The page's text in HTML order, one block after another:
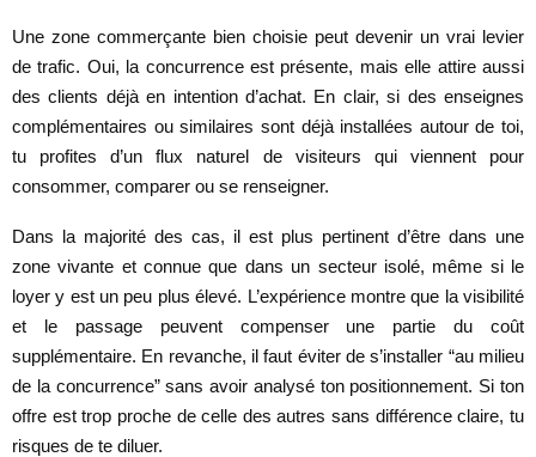
Une zone commerçante bien choisie peut devenir un vrai levier
de trafic. Oui, la concurrence est présente, mais elle attire aussi
des clients déjà en intention d’achat. En clair, si des enseignes
complémentaires ou similaires sont déjà installées autour de toi,
tu profites d’un flux naturel de visiteurs qui viennent pour
consommer, comparer ou se renseigner.
Dans la majorité des cas, il est plus pertinent d’être dans une
zone vivante et connue que dans un secteur isolé, même si le
loyer y est un peu plus élevé. L’expérience montre que la visibilité
et le passage peuvent compenser une partie du coût
supplémentaire. En revanche, il faut éviter de s’installer “au milieu
de la concurrence” sans avoir analysé ton positionnement. Si ton
offre est trop proche de celle des autres sans différence claire, tu
risques de te diluer.